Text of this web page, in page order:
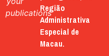
publicationsRegião
Administrativa
Especial de
Macau.